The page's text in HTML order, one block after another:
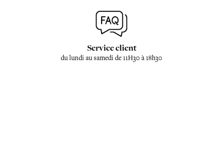
Service client
du lundi au samedi de 11H30 à 18h30